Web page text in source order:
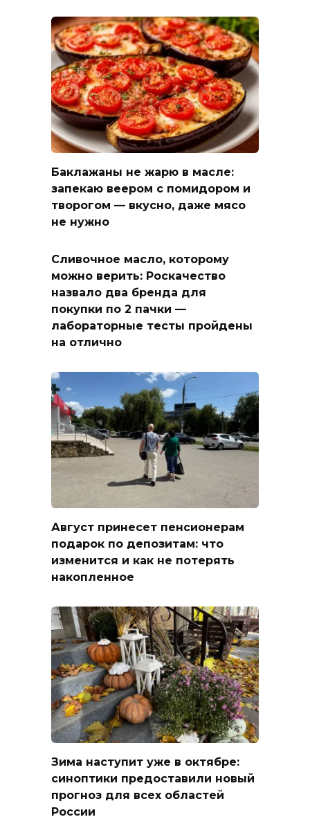
Баклажаны не жарю в масле:
запекаю веером с помидором и
творогом — вкусно, даже мясо
не нужно
Сливочное масло, которому
можно верить: Роскачество
назвало два бренда для
покупки по 2 пачки —
лабораторные тесты пройдены
на отлично
Август принесет пенсионерам
подарок по депозитам: что
изменится и как не потерять
накопленное
Зима наступит уже в октябре:
синоптики предоставили новый
прогноз для всех областей
России